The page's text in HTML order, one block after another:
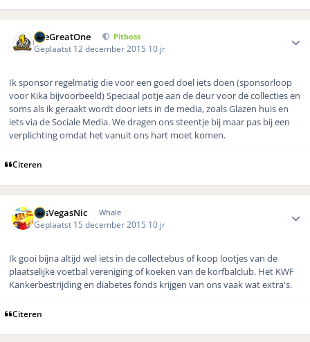
TheGreatOne Pitboss
Geplaatst 12 december 2015 10 jr
Ik sponsor regelmatig die voor een goed doel iets doen (sponsorloop
voor Kika bijvoorbeeld) Speciaal potje aan de deur voor de collecties en
soms als ik geraakt wordt door iets in de media, zoals Glazen huis en
iets via de Sociale Media. We dragen ons steentje bij maar pas bij een
verplichting omdat het vanuit ons hart moet komen.
Citeren
LasVegasNic Whale
Geplaatst 15 december 2015 10 jr
Ik gooi bijna altijd wel iets in de collectebus of koop lootjes van de
plaatselijke voetbal vereniging of koeken van de korfbalclub. Het KWF
Kankerbestrijding en diabetes fonds krijgen van ons vaak wat extra's.
Citeren